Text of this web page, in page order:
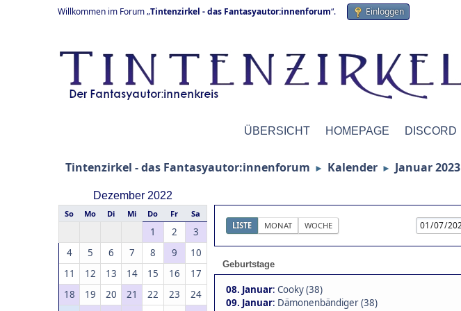
Willkommen im Forum „Tintenzirkel - das Fantasyautor:innenforum“. Einloggen
ÜBERSICHT HOMEPAGE DISCORD
Tintenzirkel - das Fantasyautor:innenforum ► Kalender ► Januar 2023
Dezember 2022
So Mo Di Mi Do Fr Sa
1 2
3
4
5 6 7 8 9
10
11
12 13 14 15 16
17
18
19 20 21 22 23
24
LISTE MONAT WOCHE
Geburtstage
08. Januar: Cooky (38)
09. Januar: Dämonenbändiger (38)